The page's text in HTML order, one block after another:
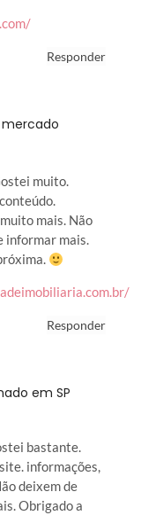
Responder
muito.
mais. Não
informar mais.
Responder
em SP
bastante.
informações,
deixem de
Obrigado a